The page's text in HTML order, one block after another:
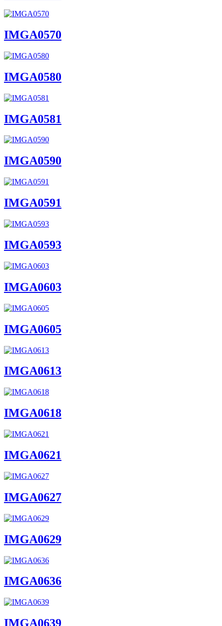
IMGA0570
IMGA0580
IMGA0581
IMGA0590
IMGA0591
IMGA0593
IMGA0603
IMGA0605
IMGA0613
IMGA0618
IMGA0621
IMGA0627
IMGA0629
IMGA0636
IMGA0639